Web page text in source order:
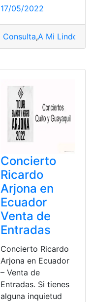
17/05/2022
Consulta,A Mi Lindo
Concierto
Ricardo
Arjona en
Ecuador
Venta de
Entradas
Concierto Ricardo
Arjona en Ecuador
– Venta de
Entradas. Si tienes
alguna inquietud